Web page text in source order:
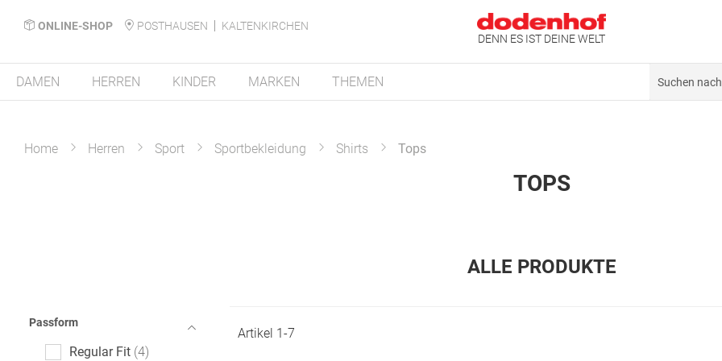
ONLINE-SHOP POSTHAUSEN
KALTENKIRCHEN
DENN ES IST DEINE WELT
DAMEN HERREN KINDER MARKEN THEMEN
Home Herren Sport Sportbekleidung Shirts Tops
TOPS
ALLE PRODUKTE
Passform
Regular Fit 4
Artikel 1-7